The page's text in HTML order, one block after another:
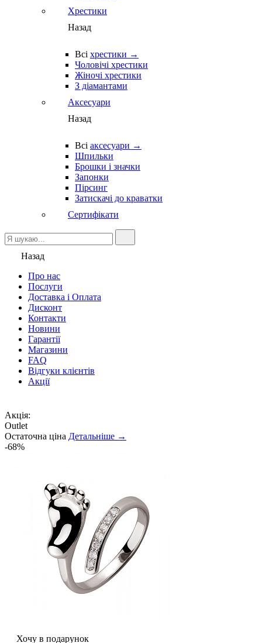
Хрестики
Назад
Всі хрестики →
Чоловічі хрестики
Жіночі хрестики
З діамантами
Аксесуари
Назад
Всі аксесуари →
Шпильки
Брошки і значки
Запонки
Пірсинг
Затискачі до краватки
Сертифікати
Назад
Про нас
Послуги
Доставка і Оплата
Дисконт
Контакти
Новини
Гарантії
Магазини
FAQ
Відгуки клієнтів
Акції
Акція:
Outlet
Остаточна ціна Детальніше →
-68%
Хочу в подарунок